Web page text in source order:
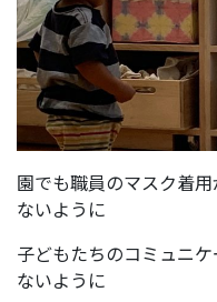
園でも職員のマスク着
ないように
子どもたちのコミュニ
ないように